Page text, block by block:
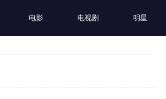
电影 电视剧 明星